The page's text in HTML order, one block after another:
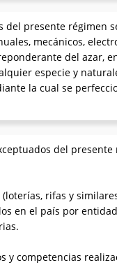
del presente régimen
mecánicos,
del azar,
especie y
la cual se
del
(loterías, rifas y
en el país por
y competencias